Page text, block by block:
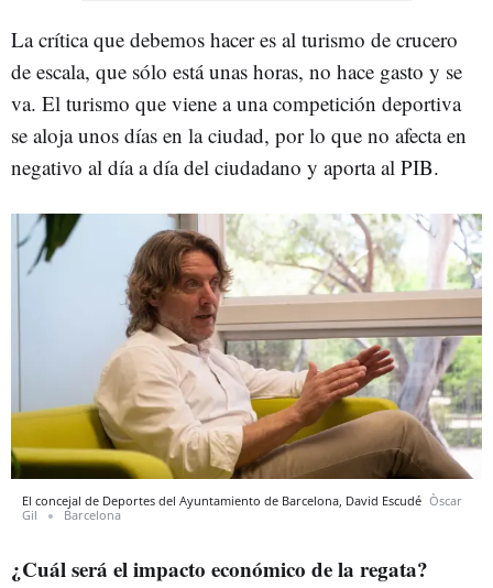
La crítica que debemos hacer es al turismo de crucero
de escala, que sólo está unas horas, no hace gasto y se
va. El turismo que viene a una competición deportiva
se aloja unos días en la ciudad, por lo que no afecta en
negativo al día a día del ciudadano y aporta al PIB.
El concejal de Deportes del Ayuntamiento de Barcelona, David Escudé Òscar
Gil
Barcelona
¿Cuál será el impacto económico de la regata?